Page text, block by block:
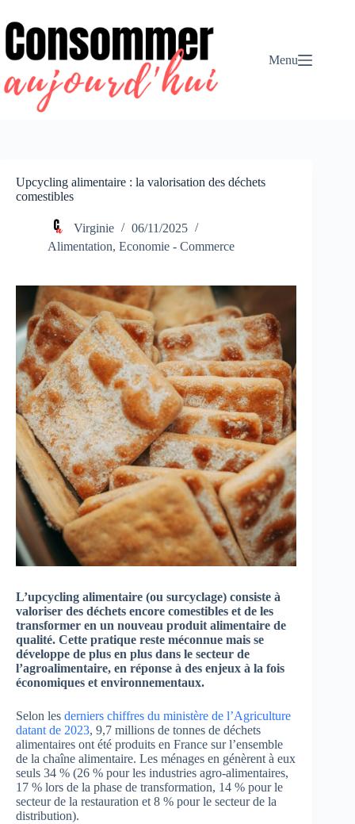
au
contenu
Menu
Upcycling alimentaire : la valorisation des déchets
comestibles
Virginie
06/11/2025
Alimentation, Economie - Commerce
L’upcycling alimentaire (ou surcyclage) consiste à
valoriser des déchets encore comestibles et de les
transformer en un nouveau produit alimentaire de
qualité. Cette pratique reste méconnue mais se
développe de plus en plus dans le secteur de
l’agroalimentaire, en réponse à des enjeux à la fois
économiques et environnementaux.
Selon les derniers chiffres du ministère de l’Agriculture
datant de 2023, 9,7 millions de tonnes de déchets
alimentaires ont été produits en France sur l’ensemble
de la chaîne alimentaire. Les ménages en génèrent à eux
seuls 34 % (26 % pour les industries agro-alimentaires,
17 % lors de la phase de transformation, 14 % pour le
secteur de la restauration et 8 % pour le secteur de la
distribution).